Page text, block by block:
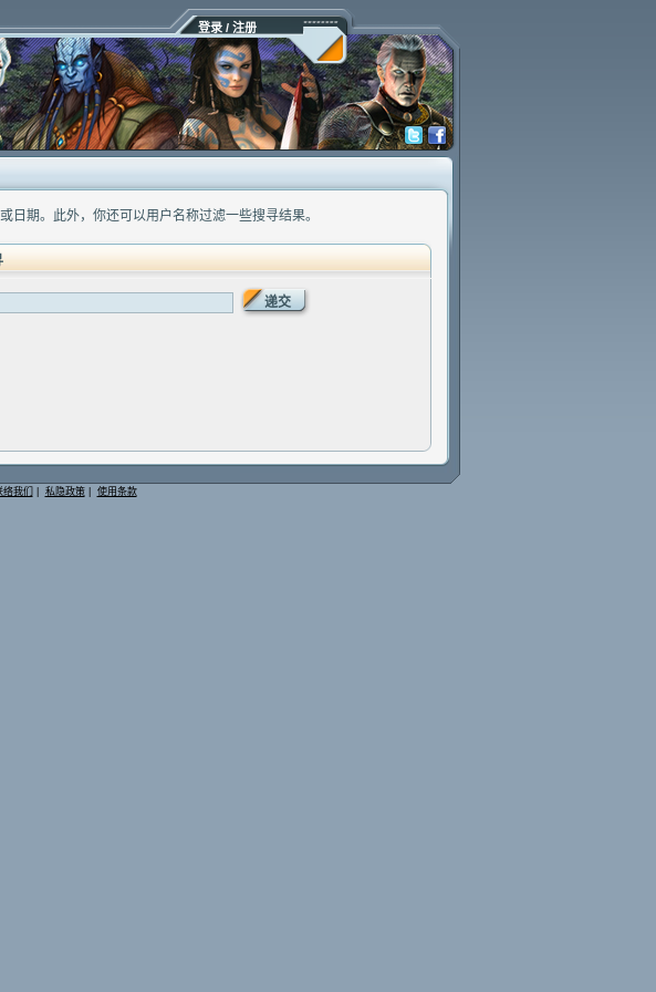
登录 / 注册
期。此外，你还可以用户名称过滤一些搜寻结果。
递交
络我们 私隐政策| 使用条款